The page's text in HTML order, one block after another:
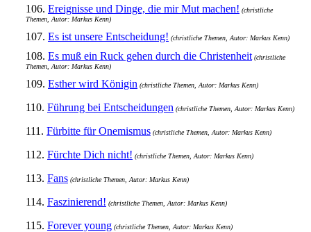
106. Ereignisse und Dinge, die mir Mut machen! (christliche
Themen, Autor: Markus Kenn)
107. Es ist unsere Entscheidung! (christliche Themen, Autor: Markus Kenn)
108. Es muß ein Ruck gehen durch die Christenheit (christliche
Themen, Autor: Markus Kenn)
109. Esther wird Königin (christliche Themen, Autor: Markus Kenn)
110. Führung bei Entscheidungen (christliche Themen, Autor: Markus Kenn)
111. Fürbitte für Onemismus (christliche Themen, Autor: Markus Kenn)
112. Fürchte Dich nicht! (christliche Themen, Autor: Markus Kenn)
113. Fans (christliche Themen, Autor: Markus Kenn)
114. Faszinierend! (christliche Themen, Autor: Markus Kenn)
115. Forever young (christliche Themen, Autor: Markus Kenn)